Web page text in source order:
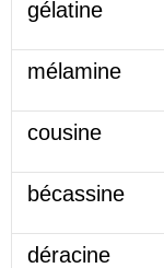
gélatine
mélamine
cousine
bécassine
déracine